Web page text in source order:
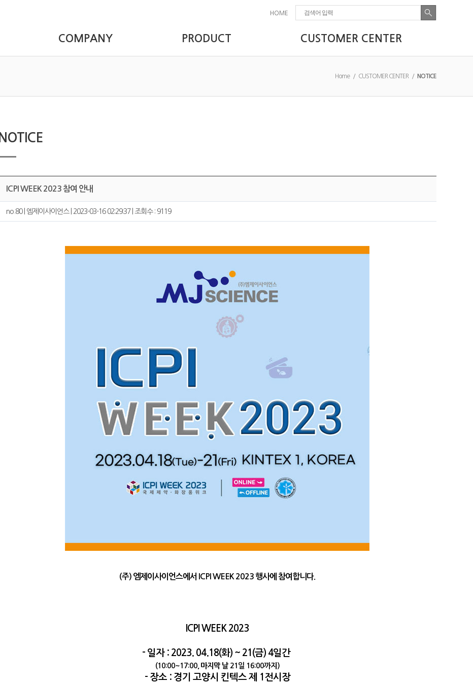
HOME
COMPANY PRODUCT CUSTOMER CENTER
Home / CUSTOMER CENTER / NOTICE
NOTICE
ICPI WEEK 2023 참여 안내
no.80 | 엠제이사이언스 | 2023-03-16 02:29:37 | 조회수 : 9119
(주) 엠제이사이언스에서 ICPI WEEK 2023 행사에 참여합니다.
ICPI WEEK 2023
- 일자 : 2023. 04.18(화) ~ 21(금) 4일간
(10:00~17:00, 마지막 날 21일 16:00까지)
- 장소 : 경기 고양시 킨텍스 제 1전시장